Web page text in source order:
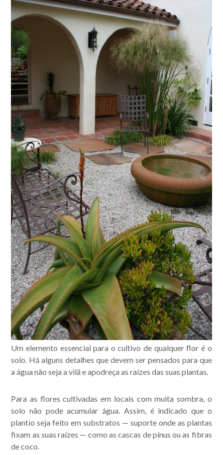
Um elemento essencial para o cultivo de qualquer flor é o
solo. Há alguns detalhes que devem ser pensados para que
a água não seja a vilã e apodreça as raízes das suas plantas.
Para as flores cultivadas em locais com muita sombra, o
solo não pode acumular água. Assim, é indicado que o
plantio seja feito em substratos — suporte onde as plantas
fixam as suas raízes — como as cascas de pínus ou as fibras
de coco.